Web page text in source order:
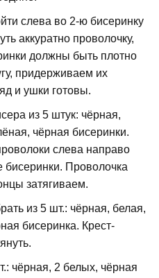
слева во 2-ю бисеринку
аккуратно проволочку,
должны быть плотно
придерживаем их
и ушки готовы.
из 5 штук: чёрная,
чёрная бисеринки.
слева направо
бисеринки. Проволочка
затягиваем.
из 5 шт.: чёрная, белая,
бисеринка. Крест-
чёрная, 2 белых, чёрная